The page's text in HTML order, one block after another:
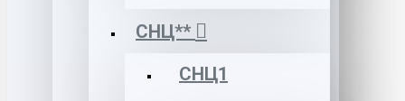
СНЦ**
СНЦ1